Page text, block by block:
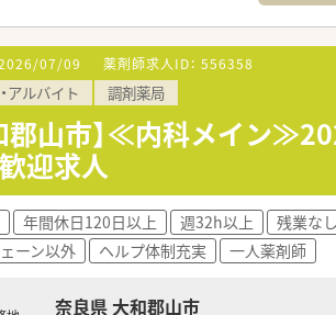
■店舗づくりにもこだわりを持ってお
ストレスなく過ごして頂く為、内外
07/09 薬剤師求人ID： 556358
アルバイト 調剤薬局
郡山市】≪内科メイン
迎求人
年間休日120日以上 週32h以上 残業な
ーン以外
ヘルプ体制充実 一人薬剤師
奈良県 大和郡山市